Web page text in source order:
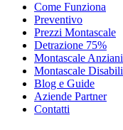
Come Funziona
Preventivo
Prezzi Montascale
Detrazione 75%
Montascale Anziani
Montascale Disabili
Blog e Guide
Aziende Partner
Contatti